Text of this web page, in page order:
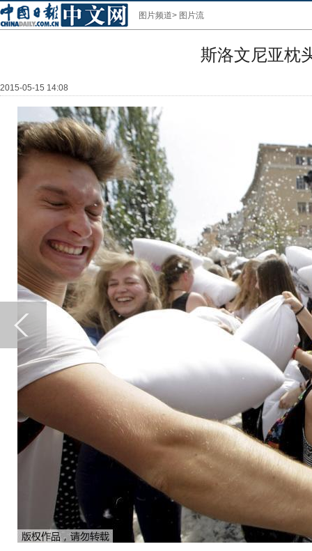
图片频道> 图片流
斯洛文尼亚枕
2015-05-15 14:08